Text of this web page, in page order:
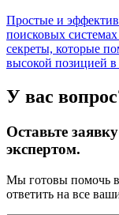
Простые и
поисковых
секреты, которые
высокой позицией
У вас
Оставьте
экспертом.
Мы готовы помочь
ответить на все